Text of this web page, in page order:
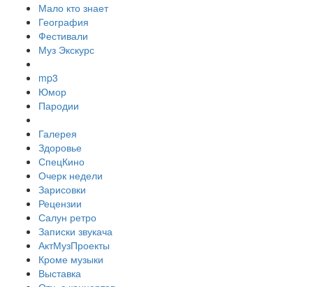
Мало кто знает
География
Фестивали
Муз Экскурс
mp3
Юмор
Пародии
Галерея
Здоровье
СпецКино
Очерк недели
Зарисовки
Рецензии
Салун ретро
Записки звукача
АктМузПроекты
Кроме музыки
Выставка